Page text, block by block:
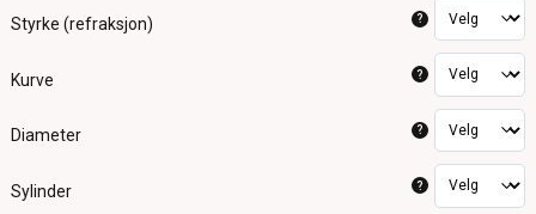
Styrke (refraksjon) ?
Kurve ?
Diameter ?
Sylinder ?